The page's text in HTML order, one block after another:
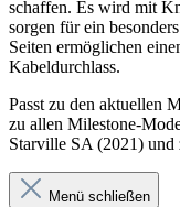
schaffen. Es wird mit
sorgen für ein
Seiten ermöglichen
Kabeldurchlass.
Passt zu den aktuellen
zu allen Milestone-
Starville SA (2021)
Menü schließen